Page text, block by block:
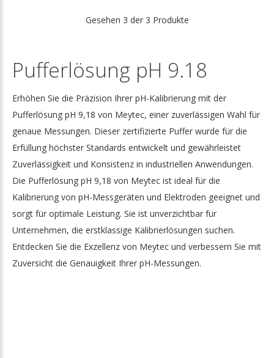
Gesehen 3 der 3 Produkte
Pufferlösung pH 9.18
Erhöhen Sie die Präzision Ihrer pH-Kalibrierung mit der
Pufferlösung pH 9,18 von Meytec, einer zuverlässigen Wahl für
genaue Messungen. Dieser zertifizierte Puffer wurde für die
Erfüllung höchster Standards entwickelt und gewährleistet
Zuverlässigkeit und Konsistenz in industriellen Anwendungen.
Die Pufferlösung pH 9,18 von Meytec ist ideal für die
Kalibrierung von pH-Messgeräten und Elektroden geeignet und
sorgt für optimale Leistung. Sie ist unverzichtbar für
Unternehmen, die erstklassige Kalibrierlösungen suchen.
Entdecken Sie die Exzellenz von Meytec und verbessern Sie mit
Zuversicht die Genauigkeit Ihrer pH-Messungen.